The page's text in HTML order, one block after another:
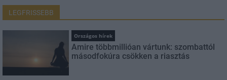
LEGFRISSEBB
Országos hírek
Amire többmillióan vártunk: szombattól
másodfokúra csökken a riasztás